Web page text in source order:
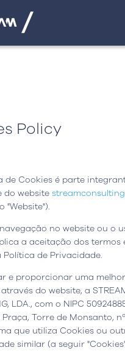
Policy
de Cookies é parte
do website
"Website").
no website ou o
a aceitação dos termos
de Privacidade.
e proporcionar uma
do website, a
LDA., com o NIPC
Torre de Monsanto, nº
que utiliza Cookies ou
similar (a seguir